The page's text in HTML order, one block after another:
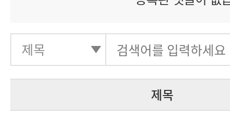
제목